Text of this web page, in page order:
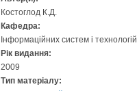
Костоглод К.Д.
Кафедра:
Інформаційних систем і технологій
Рік видання:
2009
Тип матеріалу: